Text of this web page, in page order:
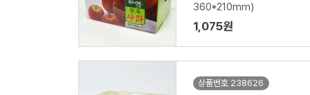
360*210mm)
1,075원
상품번호 238626